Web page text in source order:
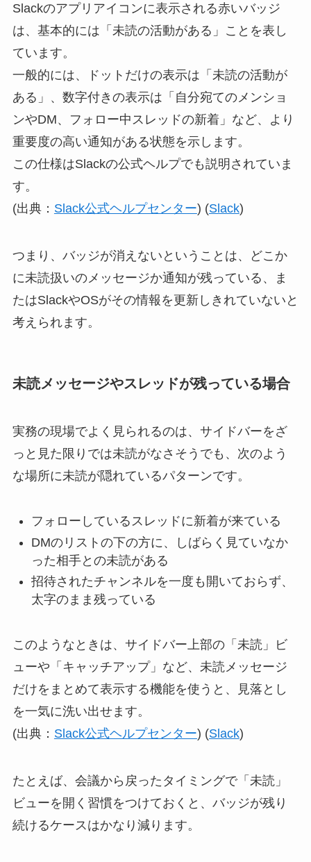
Slackのアプリアイコンに表示される赤いバッジ
は、基本的には「未読の活動がある」ことを表し
ています。
一般的には、ドットだけの表示は「未読の活動が
ある」、数字付きの表示は「自分宛てのメンショ
ンやDM、フォロー中スレッドの新着」など、より
重要度の高い通知がある状態を示します。
この仕様はSlackの公式ヘルプでも説明されていま
す。
(出典： Slack公式ヘルプセンター) (Slack)
つまり、バッジが消えないということは、どこか
に未読扱いのメッセージか通知が残っている、ま
たはSlackやOSがその情報を更新しきれていないと
考えられます。
未読メッセージやスレッドが残っている場合
実務の現場でよく見られるのは、サイドバーをざ
っと見た限りでは未読がなさそうでも、次のよう
な場所に未読が隠れているパターンです。
フォローしているスレッドに新着が来ている
DMのリストの下の方に、しばらく見ていなか
った相手との未読がある
招待されたチャンネルを一度も開いておらず、
太字のまま残っている
このようなときは、サイドバー上部の「未読」ビ
ューや「キャッチアップ」など、未読メッセージ
だけをまとめて表示する機能を使うと、見落とし
を一気に洗い出せます。
(出典： Slack公式ヘルプセンター) (Slack)
たとえば、会議から戻ったタイミングで「未読」
ビューを開く習慣をつけておくと、バッジが残り
続けるケースはかなり減ります。